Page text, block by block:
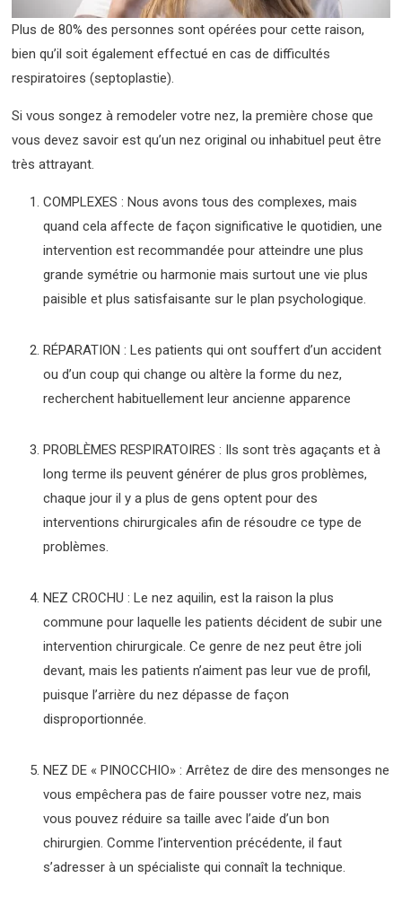
Plus de 80% des personnes sont opérées pour cette raison,
bien qu’il soit également effectué en cas de difficultés
respiratoires (septoplastie).
Si vous songez à remodeler votre nez, la première chose que
vous devez savoir est qu’un nez original ou inhabituel peut être
très attrayant.
COMPLEXES : Nous avons tous des complexes, mais
quand cela affecte de façon significative le quotidien, une
intervention est recommandée pour atteindre une plus
grande symétrie ou harmonie mais surtout une vie plus
paisible et plus satisfaisante sur le plan psychologique.
RÉPARATION : Les patients qui ont souffert d’un accident
ou d’un coup qui change ou altère la forme du nez,
recherchent habituellement leur ancienne apparence
PROBLÈMES RESPIRATOIRES : Ils sont très agaçants et à
long terme ils peuvent générer de plus gros problèmes,
chaque jour il y a plus de gens optent pour des
interventions chirurgicales afin de résoudre ce type de
problèmes.
NEZ CROCHU : Le nez aquilin, est la raison la plus
commune pour laquelle les patients décident de subir une
intervention chirurgicale. Ce genre de nez peut être joli
devant, mais les patients n’aiment pas leur vue de profil,
puisque l’arrière du nez dépasse de façon
disproportionnée.
NEZ DE « PINOCCHIO» : Arrêtez de dire des mensonges ne
vous empêchera pas de faire pousser votre nez, mais
vous pouvez réduire sa taille avec l’aide d’un bon
chirurgien. Comme l’intervention précédente, il faut
s’adresser à un spécialiste qui connaît la technique.